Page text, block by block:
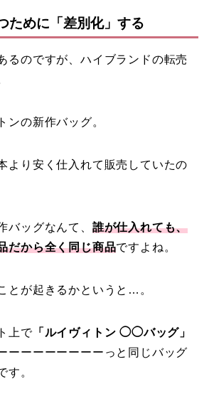
ために「差別化」する
るのですが、ハイブランドの転売
ンの新作バッグ。
より安く仕入れて販売していたの
バッグなんて、 誰が仕入れても、
だから全く同じ商品ですよね。
とが起きるかというと…。
上で「ルイヴィトン ◯◯バッグ」
ーーーーーーーーっと同じバッグ
す。